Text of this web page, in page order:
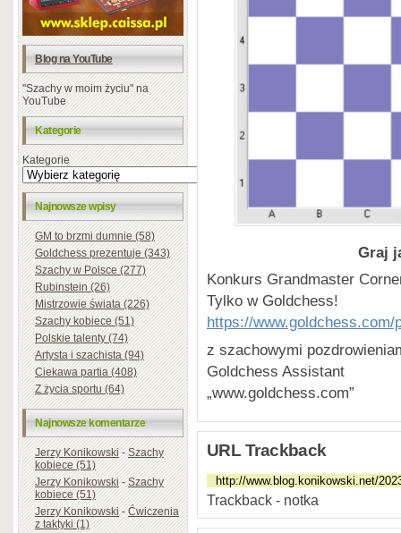
Blog na YouTube
"Szachy w moim życiu" na
YouTube
Kategorie
Kategorie
Najnowsze wpisy
GM to brzmi dumnie (58)
Goldchess prezentuje (343)
Szachy w Polsce (277)
Rubinstein (26)
Mistrzowie świata (226)
Szachy kobiece (51)
Polskie talenty (74)
Artysta i szachista (94)
Ciekawa partia (408)
Z życia sportu (64)
Najnowsze komentarze
Jerzy Konikowski-Szachy
kobiece (51)
Jerzy Konikowski-Szachy
kobiece (51)
Jerzy Konikowski-Ćwiczenia
z taktyki (1)
Graj
Konkurs Grandmaster
Tylko w Goldchess!
https://
z szachowymi
Goldchess Assistant
„www.goldchess.com”
URL Trackback
Trackback - notka